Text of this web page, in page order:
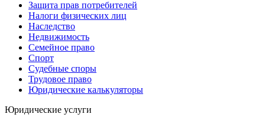
Защита прав потребителей
Налоги физических лиц
Наследство
Недвижимость
Семейное право
Спорт
Судебные споры
Трудовое право
Юридические калькуляторы
Юридические услуги